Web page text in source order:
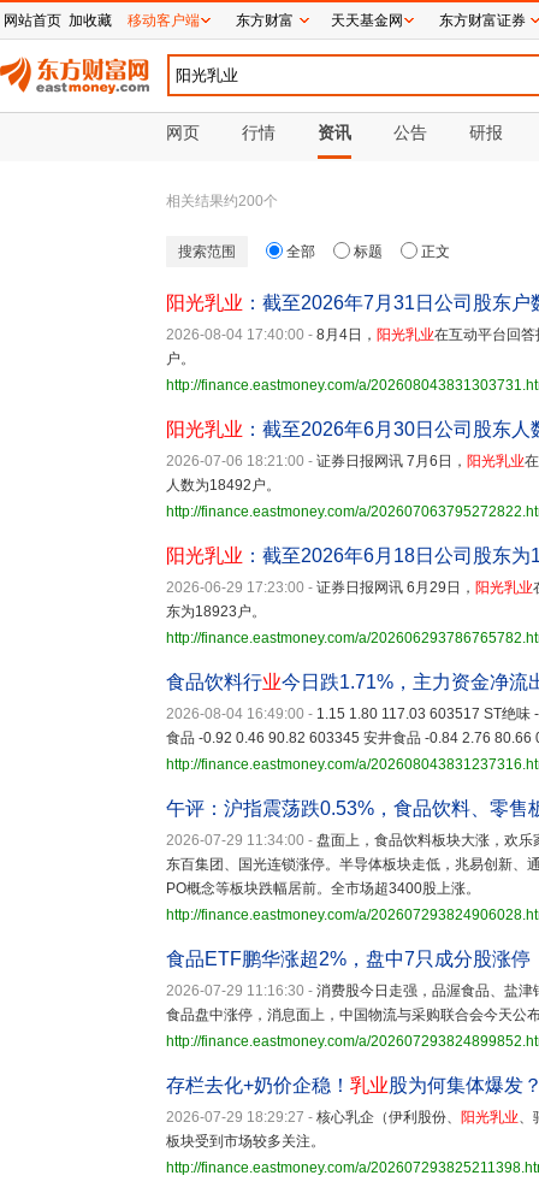
网页 行情 资讯 公告 研报
相关结果约200个
搜索范围 全部 标题 正文
阳光乳业 ：截至2026年7月31日公司股东户
2026-08-04 17:40:00 - 8月4日， 阳光乳业在互动平台回
户。
http://finance.eastmoney.com/a/
阳光乳业 ：截至2026年6月30日公司股东人
2026-07-06 18:21:00 - 证券日报网讯 7月6日， 阳光乳业
人数为18492户。
http://finance.eastmoney.com/a/
阳光乳业 ：截至2026年6月18日公司股东为
2026-06-29 17:23:00 - 证券日报网讯 6月29日， 阳光乳业
东为18923户。
http://finance.eastmoney.com/a/
食品饮料行业今日跌1.71%，主力资金净流
2026-08-04 16:49:00 - 1.15 1.80 117.03 603517 ST绝
食品 -0.92 0.46 90.82 603345 安井食品 -0.84 2.76
http://finance.eastmoney.com/a/
午评：沪指震荡跌0.53%，食品饮料、零售
2026-07-29 11:34:00 - 盘面上，食品饮料板块大涨，欢
东百集团、国光连锁涨停。半导体板块走低，兆易创新、
PO概念等板块跌幅居前。全市场超3400股上涨。
http://finance.eastmoney.com/a/
食品ETF鹏华涨超2%，盘中7只成分股涨停
2026-07-29 11:16:30 - 消费股今日走强，品渥食品、盐津
食品盘中涨停，消息面上，中国物流与采购联合会今天公
http://finance.eastmoney.com/a/
存栏去化+奶价企稳！ 乳业股为何集体爆发
2026-07-29 18:29:27 - 核心乳企（伊利股份、 阳光乳业、
板块受到市场较多关注。
http://finance.eastmoney.com/a/
网站首页 加收藏 移动客户端 东方财富 天天基金网 东方财富证券